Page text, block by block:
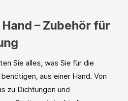
– Zubehör für
Sie alles, was Sie für die
aus einer Hand. Von
zu Dichtungen und